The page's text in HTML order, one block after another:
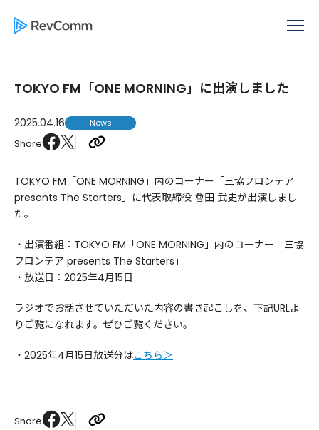
TOKYO FM「ONE MORNING」に出演しました
2025.04.16 News
Share
TOKYO FM「ONE MORNING」内のコーナー「三協フロンテア
presents The Starters」に代表取締役 會田 武史が出演しまし
た。
・出演番組：TOKYO FM「ONE MORNING」内のコーナー「三協
フロンテア presents The Starters」
・放送日：2025年4月15日
ラジオでお話させていただいた内容の書き起こしを、下記URLよ
りご覧になれます。ぜひご覧ください。
・2025年4月15日放送分はこちら＞
Share